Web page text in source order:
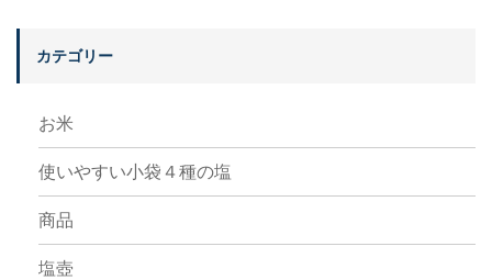
カテゴリー
お米
使いやすい小袋４種の塩
商品
塩壺